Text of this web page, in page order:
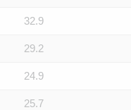
32.9
29.2
24.9
25.7